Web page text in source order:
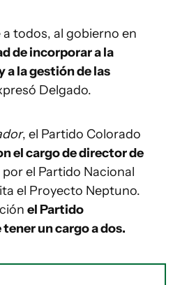
todos, al gobierno en
de incorporar a la
la gestión de las
Delgado.
, el Partido Colorado
el cargo de director de
el Partido Nacional
el Proyecto Neptuno.
el Partido
un cargo a dos.